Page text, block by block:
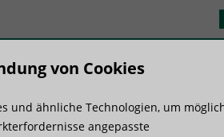
Know-how
von Cookies
und ähnliche Technologien, um
angepasste